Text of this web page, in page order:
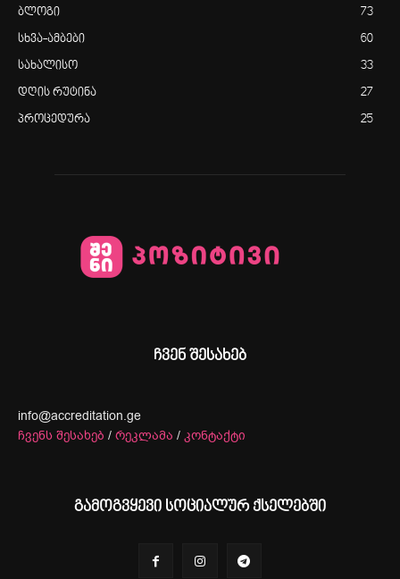
ბლოგი 73
სხვა-ამბები 60
სახალისო 33
დღის რუტინა 27
პროცედურა 25
ჩვენ შესახებ
info@accreditation.ge
ჩვენს შესახებ / რეკლამა / კონტაქტი
გამოგვყევი სოციალურ ქსელებში